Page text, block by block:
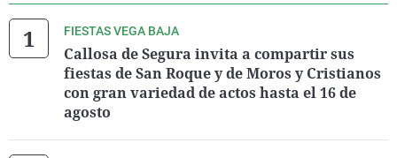
FIESTAS VEGA BAJA
Callosa de Segura invita a compartir sus
fiestas de San Roque y de Moros y Cristianos
con gran variedad de actos hasta el 16 de
agosto